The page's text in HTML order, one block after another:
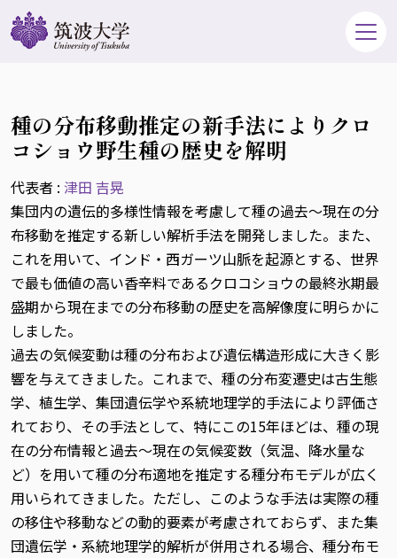
種の分布移動推定の新手法によりクロ
コショウ野生種の歴史を解明
代表者 : 津田 吉晃
集団内の遺伝的多様性情報を考慮して種の過去～現在の分
布移動を推定する新しい解析手法を開発しました。また、
これを用いて、インド・西ガーツ山脈を起源とする、世界
で最も価値の高い香辛料であるクロコショウの最終氷期最
盛期から現在までの分布移動の歴史を高解像度に明らかに
しました。
過去の気候変動は種の分布および遺伝構造形成に大きく影
響を与えてきました。これまで、種の分布変遷史は古生態
学、植生学、集団遺伝学や系統地理学的手法により評価さ
れており、その手法として、特にこの15年ほどは、種の現
在の分布情報と過去～現在の気候変数（気温、降水量な
ど）を用いて種の分布適地を推定する種分布モデルが広く
用いられてきました。ただし、このような手法は実際の種
の移住や移動などの動的要素が考慮されておらず、また集
団遺伝学・系統地理学的解析が併用される場合、種分布モ